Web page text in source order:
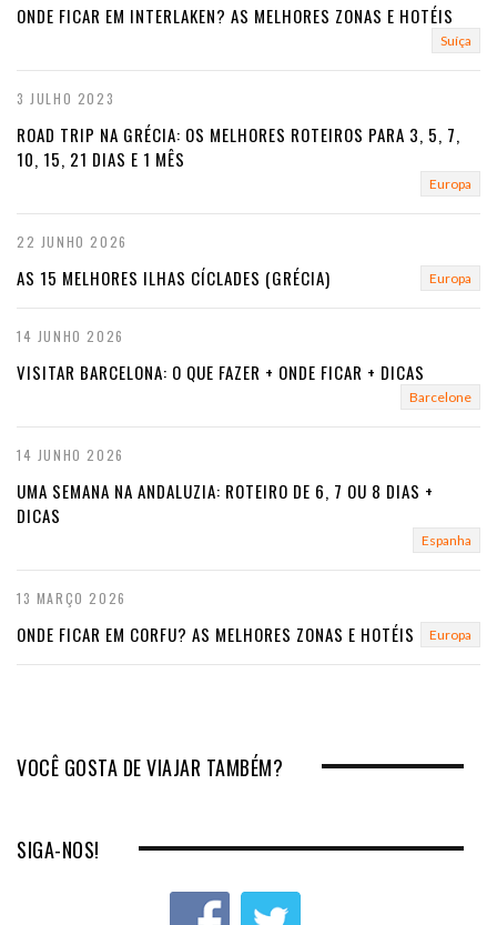
ONDE FICAR EM INTERLAKEN? AS MELHORES ZONAS E HOTÉIS
Suíça
3 JULHO 2023
ROAD TRIP NA GRÉCIA: OS MELHORES ROTEIROS PARA 3, 5, 7,
10, 15, 21 DIAS E 1 MÊS
Europa
22 JUNHO 2026
AS 15 MELHORES ILHAS CÍCLADES (GRÉCIA) Europa
14 JUNHO 2026
VISITAR BARCELONA: O QUE FAZER + ONDE FICAR + DICAS
Barcelone
14 JUNHO 2026
UMA SEMANA NA ANDALUZIA: ROTEIRO DE 6, 7 OU 8 DIAS +
DICAS
Espanha
13 MARÇO 2026
ONDE FICAR EM CORFU? AS MELHORES ZONAS E HOTÉIS Europa
VOCÊ GOSTA DE VIAJAR TAMBÉM?
SIGA-NOS!